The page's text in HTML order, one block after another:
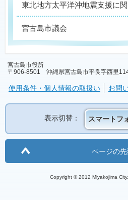
東北地方太平洋沖地震支援に
宮古島市議会
宮古島市役所
〒906-8501 沖縄県宮古島市平良字西里
使用条件・個人情報の取扱い お問
表示切替： スマートフ
ページの
Copyright © 2012 Miyakojima